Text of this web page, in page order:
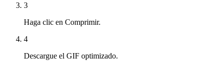
3
Haga clic en Comprimir.
4
Descargue el GIF optimizado.